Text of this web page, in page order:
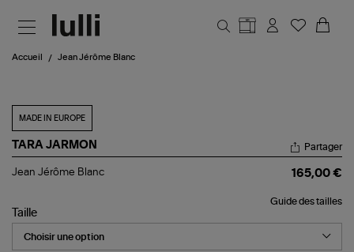
Accueil Jean Jérôme Blanc
MADE IN EUROPE
TARA JARMON
Jean
Partager
Jean Jérôme Blanc 165,00 €
Guide des tailles
Taille